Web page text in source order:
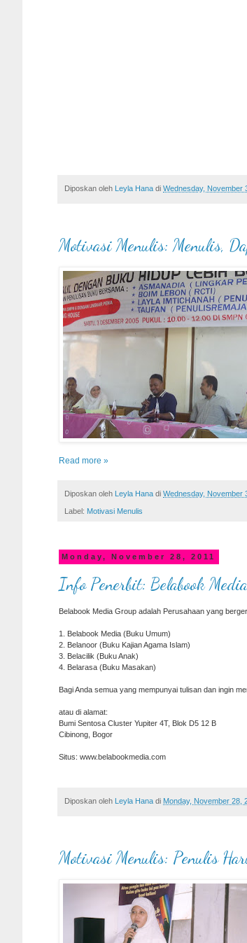
Diposkan oleh Leyla Hana di Wednesday, November
Motivasi Menulis: Menulis,
Read more »
Diposkan oleh Leyla Hana di Wednesday, November
Label: Motivasi Menulis
Monday, November 28, 2011
Info Penerbit: Belabook Media
Belabook Media Group adalah Perusahaan yang
1. Belabook Media (Buku Umum)
2. Belanoor (Buku Kajian Agama Islam)
3. Belacilik (Buku Anak)
4. Belarasa (Buku Masakan)
Bagi Anda semua yang mempunyai tulisan dan ingin
atau di alamat:
Bumi Sentosa Cluster Yupiter 4T, Blok D5 12 B
Cibinong, Bogor
Situs: www.belabookmedia.com
Diposkan oleh Leyla Hana di Monday, November 28,
Motivasi Menulis: Penulis